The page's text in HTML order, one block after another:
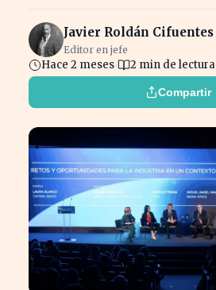
Javier Roldán Cifuentes
Editor en jefe
Hace 2 meses 2 min de lectura
Compartir